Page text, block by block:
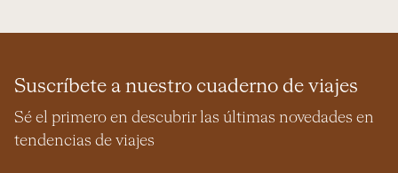
Suscríbete a nuestro cuaderno de viajes
Sé el primero en descubrir las últimas novedades en
tendencias de viajes